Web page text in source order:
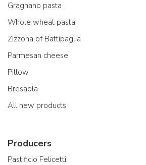
Gragnano pasta
Whole wheat pasta
Zizzona of Battipaglia
Parmesan cheese
Pillow
Bresaola
All new products
Producers
Pastificio Felicetti